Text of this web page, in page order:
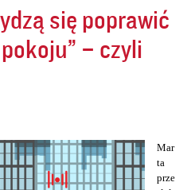
się poprawić
– czyli
Mar
ta
prze